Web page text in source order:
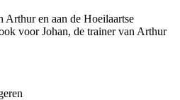
Arthur en aan de Hoeilaartse
voor Johan, de trainer van Arthur